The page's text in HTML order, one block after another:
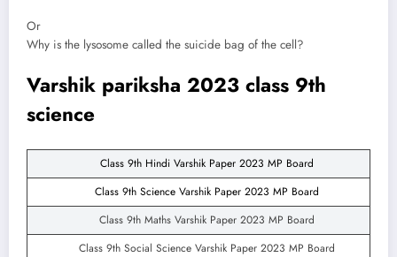
Or
Why is the lysosome called the suicide bag of the cell?
Varshik pariksha 2023 class 9th
science
Class 9th Hindi Varshik Paper 2023 MP Board
Class 9th Science Varshik Paper 2023 MP Board
Class 9th Maths Varshik Paper 2023 MP Board
Class 9th Social Science Varshik Paper 2023 MP Board